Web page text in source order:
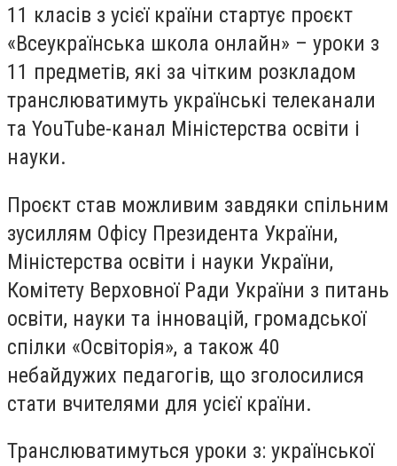
11 класів з усієї країни стартує проєкт
«Всеукраїнська школа онлайн» – уроки з
11 предметів, які за чітким розкладом
транслюватимуть українські телеканали
та YouTube-канал Міністерства освіти і
науки.
Проєкт став можливим завдяки спільним
зусиллям Офісу Президента України,
Міністерства освіти і науки України,
Комітету Верховної Ради України з питань
освіти, науки та інновацій, громадської
спілки «Освіторія», а також 40
небайдужих педагогів, що зголосилися
стати вчителями для усієї країни.
Транслюватимуться уроки з: української